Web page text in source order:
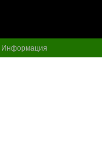
Информация